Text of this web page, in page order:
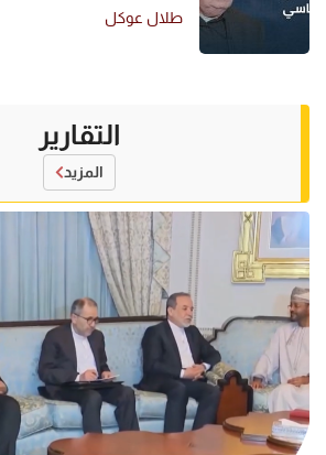
طلال عوكل
التقارير
المزيد